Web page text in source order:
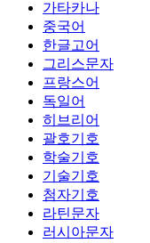
가타카나
중국어
한글고어
그리스문자
프랑스어
독일어
히브리어
괄호기호
학술기호
기술기호
첨자기호
라틴문자
러시아문자